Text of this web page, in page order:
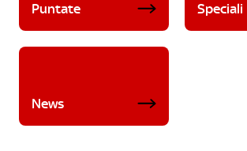
Puntate Speciali
News